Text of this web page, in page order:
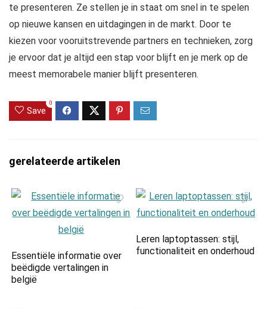
te presenteren. Ze stellen je in staat om snel in te spelen
op nieuwe kansen en uitdagingen in de markt. Door te
kiezen voor vooruitstrevende partners en technieken, zorg
je ervoor dat je altijd een stap voor blijft en je merk op de
meest memorabele manier blijft presenteren.
Save
0
gerelateerde artikelen
Essentiële informatie over
beëdigde vertalingen in
belgië
Leren laptoptassen: stijl,
functionaliteit en onderhoud